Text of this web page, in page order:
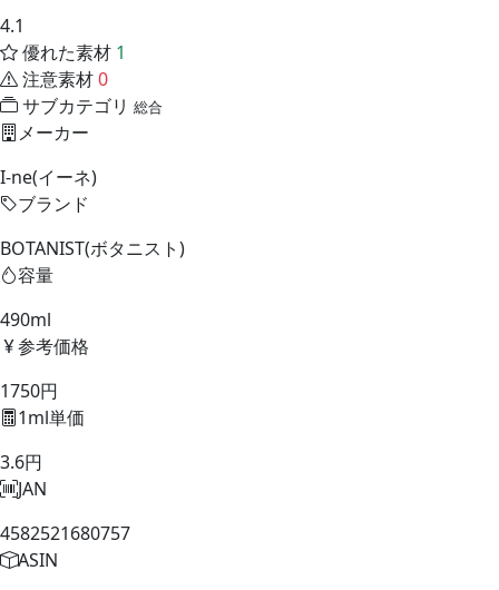
4.1
優れた素材 1
注意素材0
サブカテゴリ 総合
メーカー
I-ne(イーネ)
ブランド
BOTANIST(ボタニスト)
容量
490ml
参考価格
1750円
1ml単価
3.6円
JAN
4582521680757
ASIN